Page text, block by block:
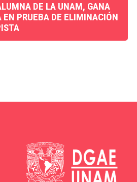
DE LA UNAM, GANA
PRUEBA DE ELIMINACIÓN